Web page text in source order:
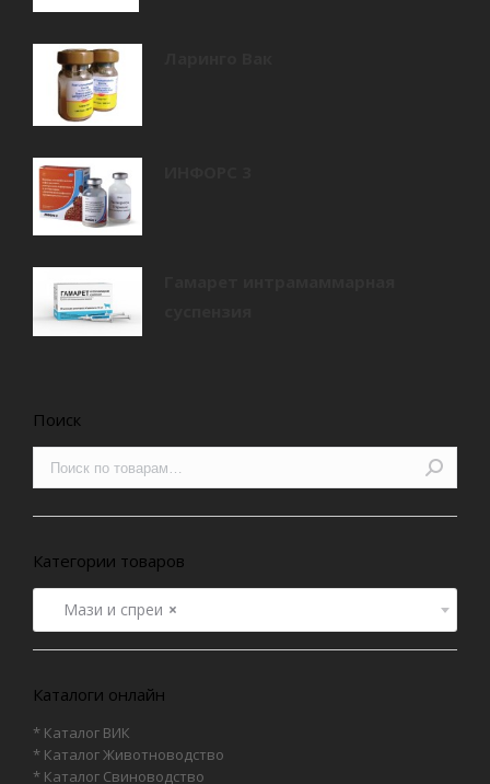
Поиск
Категории товаров
×
Мази и спреи
Каталоги онлайн
* Каталог ВИК
* Каталог Животноводство
* Каталог Свиноводство